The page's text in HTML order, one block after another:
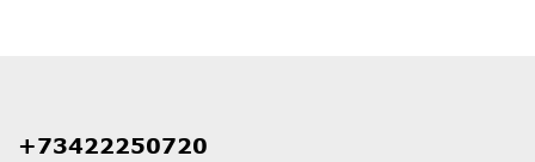
+73422250720